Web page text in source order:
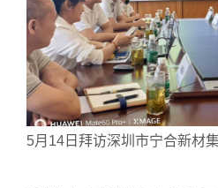
5月14日拜访深圳市宁合新材